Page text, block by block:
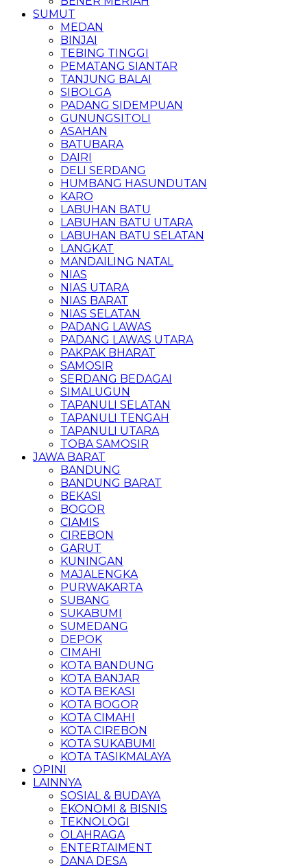
SUMUT
MEDAN
BINJAI
TEBING TINGGI
PEMATANG SIANTAR
TANJUNG BALAI
SIBOLGA
PADANG SIDEMPUAN
GUNUNGSITOLI
ASAHAN
BATUBARA
DAIRI
DELI SERDANG
HUMBANG HASUNDUTAN
KARO
LABUHAN BATU
LABUHAN BATU UTARA
LABUHAN BATU SELATAN
LANGKAT
MANDAILING NATAL
NIAS
NIAS UTARA
NIAS BARAT
NIAS SELATAN
PADANG LAWAS
PADANG LAWAS UTARA
PAKPAK BHARAT
SAMOSIR
SERDANG BEDAGAI
SIMALUGUN
TAPANULI SELATAN
TAPANULI TENGAH
TAPANULI UTARA
TOBA SAMOSIR
JAWA BARAT
BANDUNG
BANDUNG BARAT
BEKASI
BOGOR
CIAMIS
CIREBON
GARUT
KUNINGAN
MAJALENGKA
PURWAKARTA
SUBANG
SUKABUMI
SUMEDANG
DEPOK
CIMAHI
KOTA BANDUNG
KOTA BANJAR
KOTA BEKASI
KOTA BOGOR
KOTA CIMAHI
KOTA CIREBON
KOTA SUKABUMI
KOTA TASIKMALAYA
OPINI
LAINNYA
SOSIAL & BUDAYA
EKONOMI & BISNIS
TEKNOLOGI
OLAHRAGA
ENTERTAIMENT
DANA DESA